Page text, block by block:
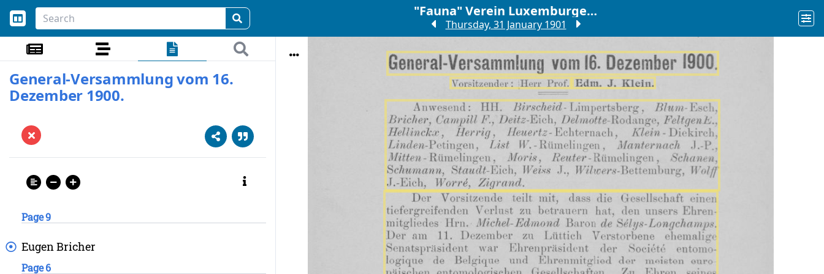
"Fauna" Verein Luxemburger Naturfreunde = "Fauna" Société des Naturalistes Luxembourgeois.
Thursday, 31 January 1901
General-Versammlung vom 16.
Dezember 1900.
Page 9
EugenBricher
Page 6